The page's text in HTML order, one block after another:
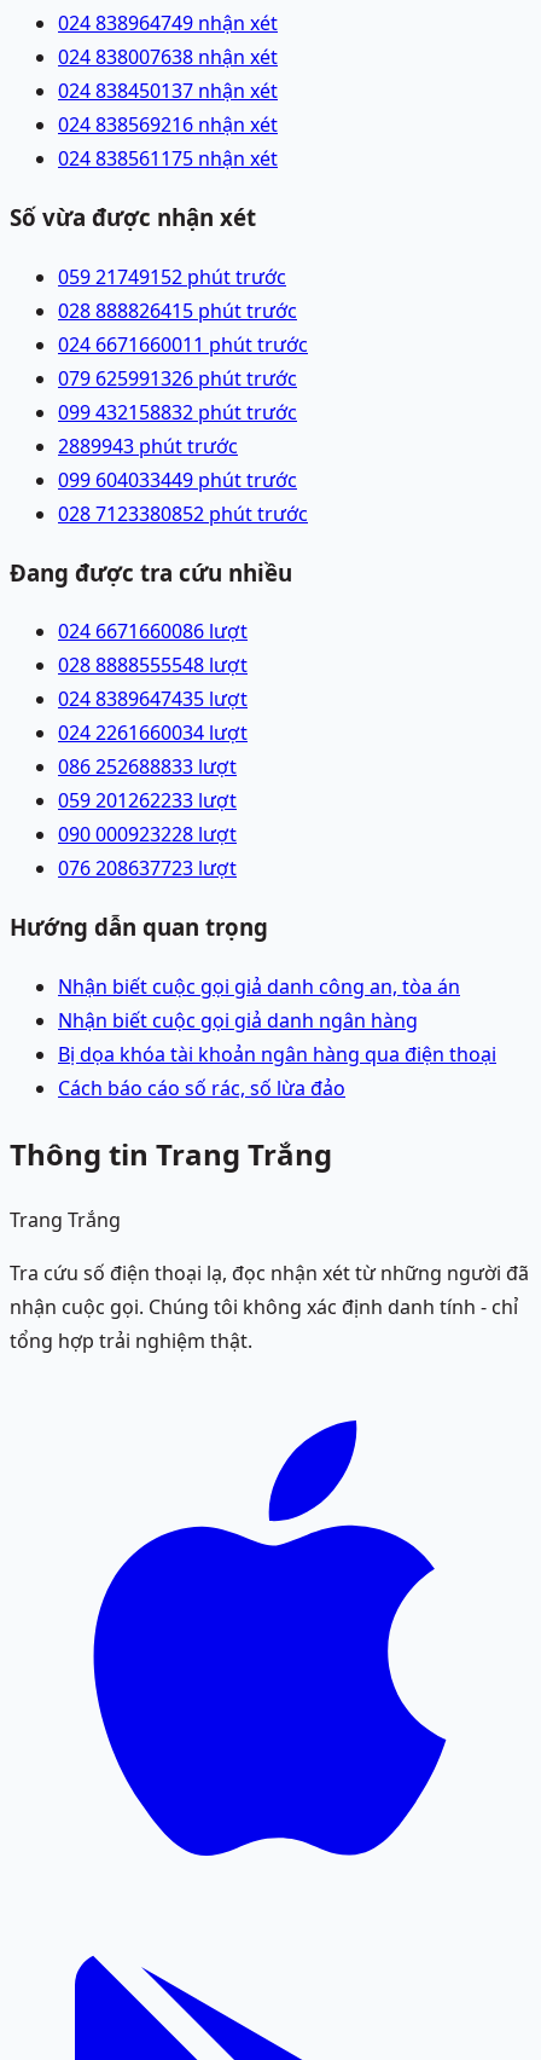
024 838964749 nhận xét
024 838007638 nhận xét
024 838450137 nhận xét
024 838569216 nhận xét
024 838561175 nhận xét
Số vừa được nhận xét
059 21749152 phút trước
028 888826415 phút trước
024 6671660011 phút trước
079 625991326 phút trước
099 432158832 phút trước
2889943 phút trước
099 604033449 phút trước
028 7123380852 phút trước
Đang được tra cứu nhiều
024 6671660086 lượt
028 8888555548 lượt
024 8389647435 lượt
024 2261660034 lượt
086 252688833 lượt
059 201262233 lượt
090 000923228 lượt
076 208637723 lượt
Hướng dẫn quan trọng
Nhận biết cuộc gọi giả danh công an, tòa án
Nhận biết cuộc gọi giả danh ngân hàng
Bị dọa khóa tài khoản ngân hàng qua điện thoại
Cách báo cáo số rác, số lừa đảo
Thông tin Trang Trắng
Trang Trắng
Tra cứu số điện thoại lạ, đọc nhận xét từ những người đã
nhận cuộc gọi. Chúng tôi không xác định danh tính - chỉ
tổng hợp trải nghiệm thật.